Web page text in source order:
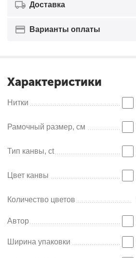
Доставка
Варианты оплаты
Характеристики
Нитки
Рамочный размер, см
Тип канвы, ct
Цвет канвы
Количество цветов
Автор
Ширина упаковки